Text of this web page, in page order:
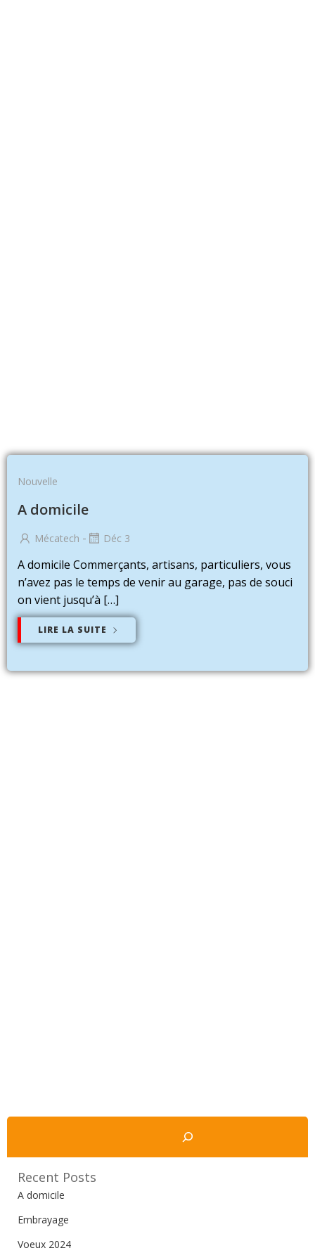
Nouvelle
A domicile
Mécatech - Déc 3
A domicile Commerçants, artisans, particuliers, vous
n’avez pas le temps de venir au garage, pas de souci
on vient jusqu’à […]
LIRE LA SUITE
Rechercher
Recent Posts
A domicile
Embrayage
Voeux 2024